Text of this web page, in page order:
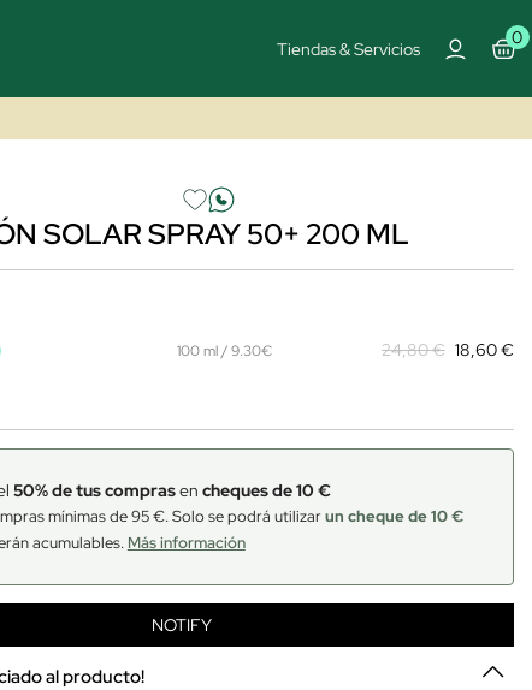
Tiendas & Servicios
0
SOLAR SPRAY 50+ 200 ML
100 ml / 9.30€ 24,80 € 18,60 €
50% de tus comprasen cheques de 10 €
mínimas de 95 €. Solo se podrá utilizarun cheque de 10 €
acumulables. Más información
NOTIFY
al producto!